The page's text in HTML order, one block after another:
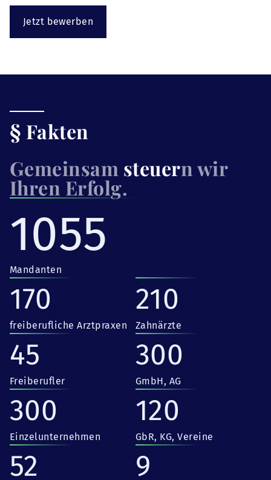
Jetzt bewerben
§ Fakten
Gemeinsam steuern wir
Ihren Erfolg.
1055
Mandanten
170
freiberufliche Arztpraxen
210
Zahnärzte
45
Freiberufler
300
GmbH, AG
300
Einzelunternehmen
120
GbR, KG, Vereine
52 9